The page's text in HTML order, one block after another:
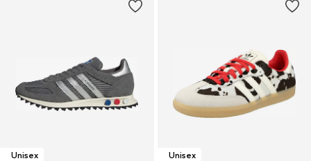
Unisex
Unisex